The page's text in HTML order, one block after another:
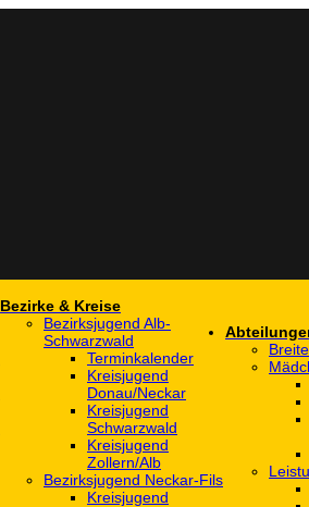
Bezirke & Kreise
Bezirksjugend Alb-
Schwarzwald
Terminkalender
Kreisjugend
Donau/Neckar
Kreisjugend
Schwarzwald
Kreisjugend
Zollern/Alb
Bezirksjugend Neckar-Fils
Kreisjugend